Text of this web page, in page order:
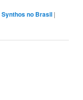
Synthos no Brasil |